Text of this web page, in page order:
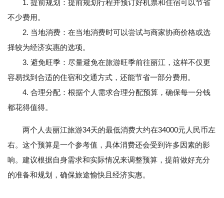
1. 提前规划：提前规划行程并预订好机票和住宿可以节省
不少费用。
2. 当地消费：在当地消费时可以尝试与商家协商价格或选
择较为经济实惠的选项。
3. 避免旺季：尽量避免在旅游旺季前往丽江，这样不仅更
容易找到合适的住宿和交通方式，还能节省一部分费用。
4. 合理分配：根据个人需求合理分配预算，确保每一分钱
都花得值得。
两个人去丽江旅游34天的最低消费大约在34000元人民币左
右。这个预算是一个参考值，具体消费还会受到许多因素的影
响。建议根据自身需求和实际情况来调整预算，提前做好充分
的准备和规划，确保旅途愉快且经济实惠。